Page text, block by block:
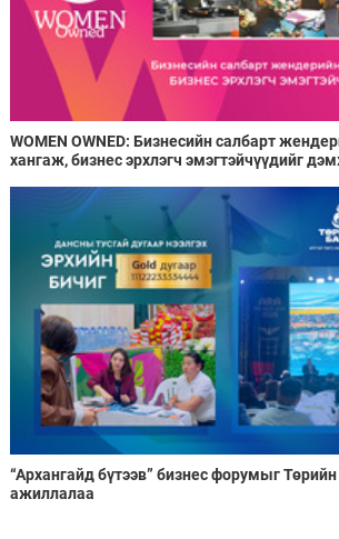
WOMEN OWNED: Бизнесийн салбарт
хангаж, бизнес эрхлэгч эмэгтэйчүүдийг
“Архангайд бүтээв” бизнес форумыг
ажиллалаа